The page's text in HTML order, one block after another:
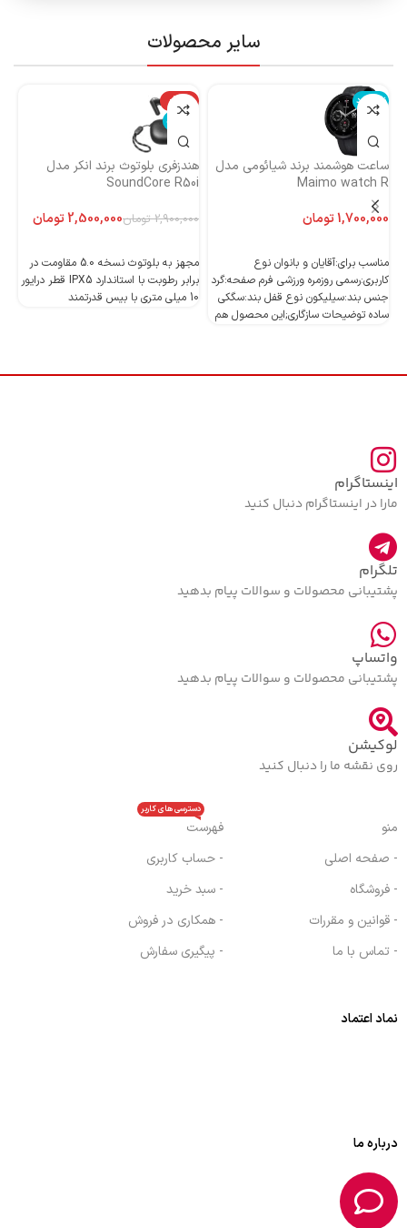
سایر محصولات
ناموجود
ساعت هوشمند برند شیائومی مدل
Maimo watch R
تومان
مناسب برای:آقایان و بانوان نوع
کاربری:رسمی روزمره ورزشی فرم صفحه:گرد
جنس بند:سیلیکون نوع قفل بند:سگکی
ساده توضیحات سازگاری;این محصول هم
-14%
ناموجود
هندزفری بلوتوث برند انکر مدل
SoundCore R50i
2,900,000 تومان2,500,000تومان
مجهز به بلوتوث نسخه 5.0 مقاومت در
برابر رطوبت با استاندارد IPX5 قطر درایور
10 میلی متری با بیس قدرتمند
اینستاگرام
مارا در اینستاگرام دنبال کنید
تلگرام
پشتیبانی محصولات و سوالات پیام بدهید
واتساپ
پشتیبانی محصولات و سوالات پیام بدهید
لوکیشن
روی نقشه ما را دنبال کنید
منو
- صفحه اصلی
- فروشگاه
- قوانین و مقررات
- تماس با ما
فهرست
دسترسی های کاربر
- حساب کاربری
- سبد خرید
- همکاری در فروش
- پیگیری سفارش
نماد اعتماد
درباره ما